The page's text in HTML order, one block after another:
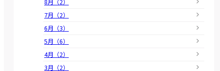
8月（2）
7月（2）
6月（3）
5月（6）
4月（2）
3月（2）